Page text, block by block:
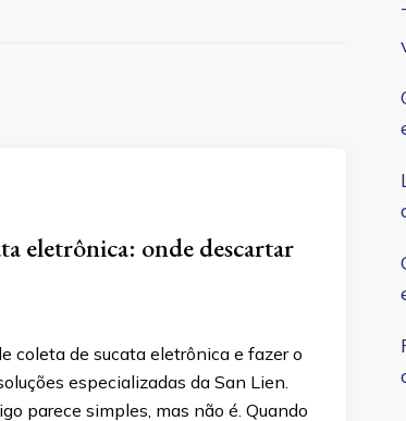
eletrônica: onde descartar
coleta de sucata eletrônica e fazer o
especializadas da San Lien.
parece simples, mas não é. Quando